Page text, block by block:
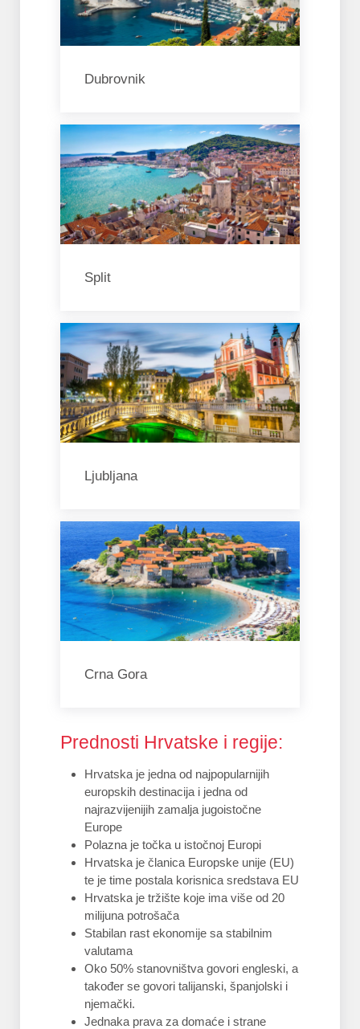
Dubrovnik
Split
Ljubljana
Crna Gora
Prednosti Hrvatske i regije:
Hrvatska je jedna od najpopularnijih
europskih destinacija i jedna od
najrazvijenijih zamalja jugoistočne
Europe
Polazna je točka u istočnoj Europi
Hrvatska je članica Europske unije (EU)
te je time postala korisnica sredstava EU
Hrvatska je tržište koje ima više od 20
milijuna potrošača
Stabilan rast ekonomije sa stabilnim
valutama
Oko 50% stanovništva govori engleski, a
također se govori talijanski, španjolski i
njemački.
Jednaka prava za domaće i strane